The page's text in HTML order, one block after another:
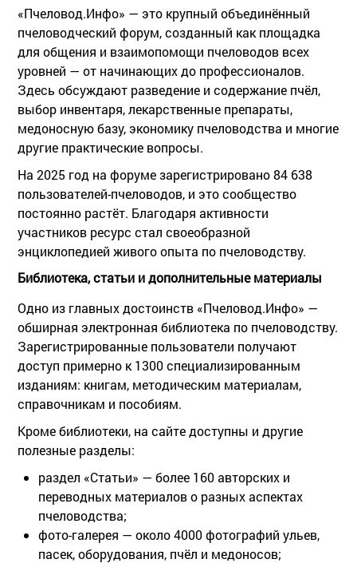
«Пчеловод.Инфо» — это крупный объединённый
пчеловодческий форум, созданный как площадка
для общения и взаимопомощи пчеловодов всех
уровней — от начинающих до профессионалов.
Здесь обсуждают разведение и содержание пчёл,
выбор инвентаря, лекарственные препараты,
медоносную базу, экономику пчеловодства и многие
другие практические вопросы.
На 2025 год на форуме зарегистрировано 84 638
пользователей-пчеловодов, и это сообщество
постоянно растёт. Благодаря активности
участников ресурс стал своеобразной
энциклопедией живого опыта по пчеловодству.
Библиотека, статьи и дополнительные материалы
Одно из главных достоинств «Пчеловод.Инфо» —
обширная электронная библиотека по пчеловодству.
Зарегистрированные пользователи получают
доступ примерно к 1300 специализированным
изданиям: книгам, методическим материалам,
справочникам и пособиям.
Кроме библиотеки, на сайте доступны и другие
полезные разделы:
раздел «Статьи» — более 160 авторских и
переводных материалов о разных аспектах
пчеловодства;
фото-галерея — около 4000 фотографий ульев,
пасек, оборудования, пчёл и медоносов;